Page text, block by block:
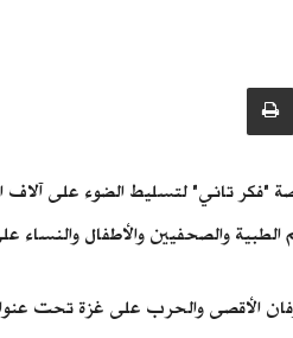
"فكر تاني" لتسليط الضوء على
الطبية والصحفيين والأطفال والنساء
الأقصى والحرب على غزة تحت